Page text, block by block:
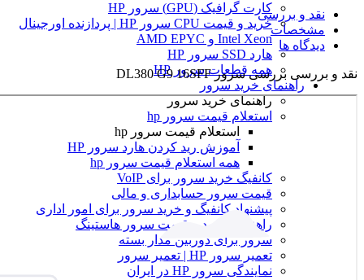
کارت گرافیک (GPU) سرور HP
خرید و قیمت CPU سرور HP | پردازنده اورجینال
Intel Xeon و AMD EPYC
هارد SSD سرور HP
همه قطعات سرور HP
راهنمای خرید سرور
راهنمای خرید سرور
استعلام قیمت سرور hp
استعلام قیمت سرور hp
آموزش ريد كردن هارد سرور HP
همه استعلام قیمت سرور hp
کانفیگ خرید سرور برای VoIP
قیمت سرور حسابداری و مالی
پیشنهاد کانفیگ و خرید سرور برای امور اداری
راهنمای خرید و قیمت سرور هاستینگ
سرور برای دوربین مدار بسته
تعمیر سرور HP | تعمیر سرور
نمایندگی سرور HP در ایران
نقد و بررسی
مشخصات
دیدگاه ها
نقد و بررسی بررسی سرور DL380 G9 16SFF